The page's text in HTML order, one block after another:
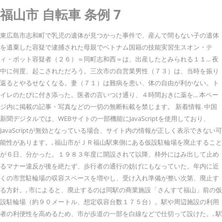
福山市 自転車 条例 7
東広島市志和町で乳児の遺体が見つかった事件で、産んで間もない子の遺体
を遺棄した容疑で逮捕された母親でベトナム国籍の技能実習生スオン・テ
ィ・ボット容疑者（２６）＝同町志和西＝は、出産したとみられる１１... 夜
中に何度、起こされただろう。三次市の自営業男性（７３）は、当時を振り
返るとやるせなくなる。妻（７１）は難病を患い、体の自由が利かない。ト
イレのたびに付き添った。医者の言いつけ通り、４時間おきに薬を... 本ペー
ジ内に掲載の記事・写真などの一切の無断転載を禁じます。 新着情報. 中国
新聞デジタルでは、WEBサイトの一部機能にJavaScriptを使用しており、
JavaScriptが無効となっている場合、サイト内の情報が正しく表示できない可
能性があります。, 福山市がＪＲ福山駅東側にある仮設駐輪場を廃止すること
が６日、分かった。１９８３年度に開設されて以降、枠外にはみ出して止め
るマナー違反が後を絶たず、歩行者の通行の妨げにもなっていた。年内に近
くの市営駐輪場の収容スペースを増やし、受け入れ準備が整い次第、廃止す
る方針。, 市によると、廃止するのは同駅の商業施設「さんすて福山」前の仮
設駐輪場（約９０メートル、想定収容台数１７５台）。駅や周辺施設の利用
者の利便性を高めるため、市が歩道の一部を白線などで仕切って設けた。, 駅